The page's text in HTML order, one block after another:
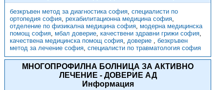
безкръвен метод за диагностика софия, специалисти по
ортопедия софия, рехабилитационна медицина софия,
отделение по физикална медицина софия, модерна медицинска
помощ софия, мбал доверие, качествени здравни грижи софия,
качествена медицинска помощ софия, доверие , безкръвен
метод за лечение софия, специалисти по травматология софия
МНОГОПРОФИЛНА БОЛНИЦА ЗА АКТИВНО
ЛЕЧЕНИЕ - ДОВЕРИЕ АД
Информация